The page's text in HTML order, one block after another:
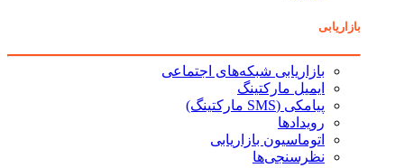
بازاریابی
بازاریابی شبکه‌های اجتماعی
ایمیل مارکتینگ
پیامکی (SMS مارکتینگ)
رویدادها
اتوماسیون بازاریابی
نظرسنجی‌ها